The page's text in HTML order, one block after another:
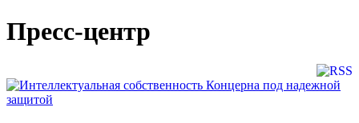
Пресс-центр